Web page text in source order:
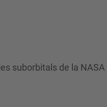
suborbitals de la NASA